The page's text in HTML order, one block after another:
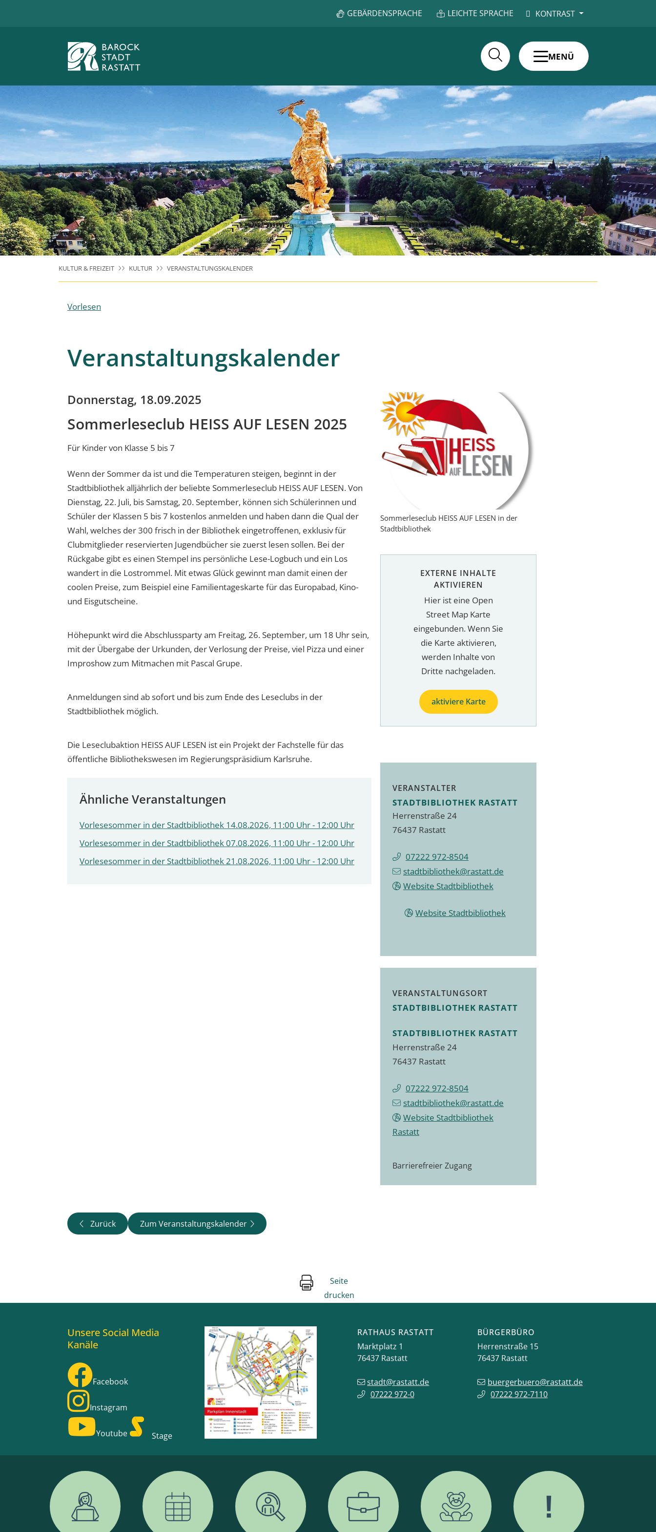
GEBÄRDENSPRACHE LEICHTE SPRACHE KONTRAST
MENÜ
KULTUR & FREIZEIT KULTUR VERANSTALTUNGSKALENDER
Vorlesen
Veranstaltungskalender
Donnerstag, 18.09.2025
Sommerleseclub HEISS AUF LESEN 2025
Für Kinder von Klasse 5 bis 7
Wenn der Sommer da ist und die Temperaturen steigen, beginnt in der
Stadtbibliothek alljährlich der beliebte Sommerleseclub HEISS AUF LESEN. Von
Dienstag, 22. Juli, bis Samstag, 20. September, können sich Schülerinnen und
Schüler der Klassen 5 bis 7 kostenlos anmelden und haben dann die Qual der
Wahl, welches der 300 frisch in der Bibliothek eingetroffenen, exklusiv für
Clubmitglieder reservierten Jugendbücher sie zuerst lesen sollen. Bei der
Rückgabe gibt es einen Stempel ins persönliche Lese-Logbuch und ein Los
wandert in die Lostrommel. Mit etwas Glück gewinnt man damit einen der
coolen Preise, zum Beispiel eine Familientageskarte für das Europabad, Kino-
und Eisgutscheine.
Höhepunkt wird die Abschlussparty am Freitag, 26. September, um 18 Uhr sein,
mit der Übergabe der Urkunden, der Verlosung der Preise, viel Pizza und einer
Improshow zum Mitmachen mit Pascal Grupe.
Anmeldungen sind ab sofort und bis zum Ende des Leseclubs in der
Stadtbibliothek möglich.
Die Leseclubaktion HEISS AUF LESEN ist ein Projekt der Fachstelle für das
öffentliche Bibliothekswesen im Regierungspräsidium Karlsruhe.
Ähnliche Veranstaltungen
Vorlesesommer in der Stadtbibliothek 14.08.2026, 11:00 Uhr - 12:00 Uhr
Vorlesesommer in der Stadtbibliothek 07.08.2026, 11:00 Uhr - 12:00 Uhr
Vorlesesommer in der Stadtbibliothek 21.08.2026, 11:00 Uhr - 12:00 Uhr
Sommerleseclub HEISS AUF LESEN in der
Stadtbibliothek
EXTERNE INHALTE
AKTIVIEREN
Hier ist eine Open
Street Map Karte
eingebunden. Wenn Sie
die Karte aktivieren,
werden Inhalte von
Dritte nachgeladen.
aktiviere Karte
VERANSTALTER
STADTBIBLIOTHEK RASTATT
Herrenstraße 24
76437 Rastatt
07222 972-8504
stadtbibliothek@rastatt.de
Website Stadtbibliothek
Website Stadtbibliothek
VERANSTALTUNGSORT
STADTBIBLIOTHEK RASTATT
STADTBIBLIOTHEK RASTATT
Herrenstraße 24
76437 Rastatt
07222 972-8504
stadtbibliothek@rastatt.de
Website Stadtbibliothek
Rastatt
Barrierefreier Zugang
Zurück Zum Veranstaltungskalender
Seite
drucken
Unsere Social Media
Kanäle
Facebook
Instagram
Youtube Stage
RATHAUS RASTATT
Marktplatz 1
76437 Rastatt
stadt@rastatt.de
07222 972-0
BÜRGERBÜRO
Herrenstraße 15
76437 Rastatt
buergerbuero@rastatt.de
07222 972-7110